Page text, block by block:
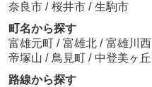
奈良市 / 桜井市 / 生駒市
町名から探す
富雄元町 / 富雄北 / 富雄川西
帝塚山 / 鳥見町 / 中登美ヶ丘
路線から探す